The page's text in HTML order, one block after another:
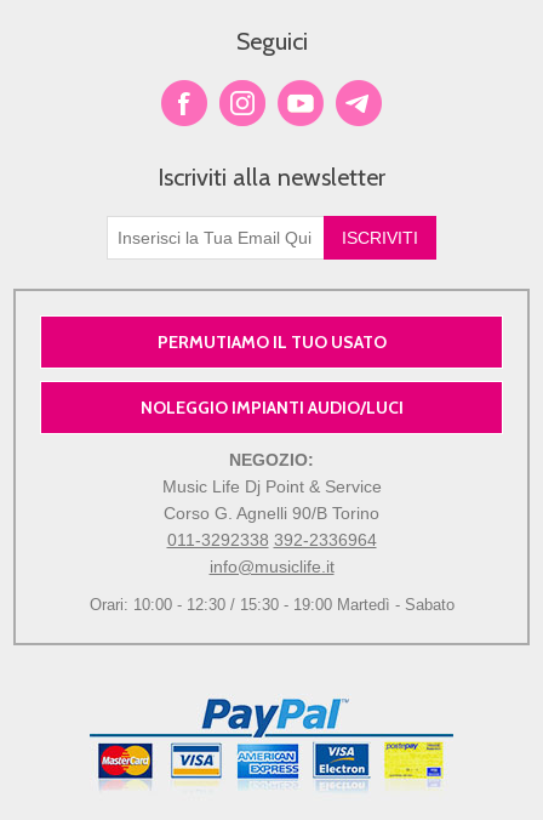
Seguici
Iscriviti alla newsletter
PERMUTIAMO IL TUO USATO
NOLEGGIO IMPIANTI AUDIO/LUCI
NEGOZIO:
Music Life Dj Point & Service
Corso G. Agnelli 90/B Torino
011-3292338 392-2336964
info@musiclife.it
Orari: 10:00 - 12:30 / 15:30 - 19:00 Martedì - Sabato